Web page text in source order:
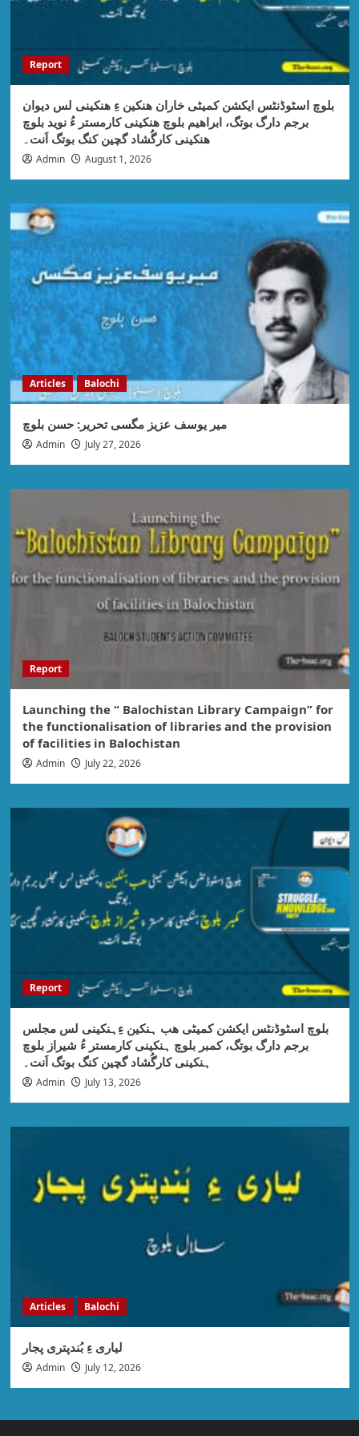
Report
بلوچ اسٹوڈنٹس ایکشن کمیٹی خاران ھنکین ءِ ھنکینی لس دیوان
برجم دارگ بوتگ، ابراھیم بلوچ ھنکینی کارمستر ءُ نوید بلوچ
ھنکینی کارگُشاد گچین کنگ بوتگ اَنت۔
Admin August 1, 2026
Articles Balochi
میر یوسف عزیز مگسی تحریر: حسن بلوچ
Admin July 27, 2026
Report
Launching the “ Balochistan Library Campaign” for
the functionalisation of libraries and the provision
of facilities in Balochistan
Admin July 22, 2026
Report
بلوچ اسٹوڈنٹس ایکشن کمیٹی ھب ہنکین ءِہنکینی لس مجلس
برجم دارگ بوتگ، کمبر بلوچ ہنکینی کارمستر ءُ شیراز بلوچ
ہنکینی کارگُشاد گچین کنگ بوتگ اَنت۔
Admin July 13, 2026
Articles Balochi
لیاری ءِ بُندپتری پجار
Admin July 12, 2026